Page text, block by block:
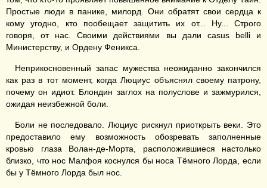
Простые люди в панике, милорд. Они обратят свои сердца к
кому угодно, кто пообещает защитить их от... Ну... Строго
говоря, от нас. Своими действиями вы дали casus belli и
Министерству, и Ордену Феникса.
Неприкосновенный запас мужества неожиданно закончился
как раз в тот момент, когда Люциус объяснял своему патрону,
почему он идиот. Блондин заглох на полуслове и зажмурился,
ожидая неизбежной боли.
Боли не последовало. Люциус рискнул приоткрыть веки. Это
предоставило ему возможность обозревать заполненные
кровью глаза Волан-де-Морта, расположившиеся настолько
близко, что нос Малфоя коснулся бы носа Тёмного Лорда, если
бы у Тёмного Лорда был нос.